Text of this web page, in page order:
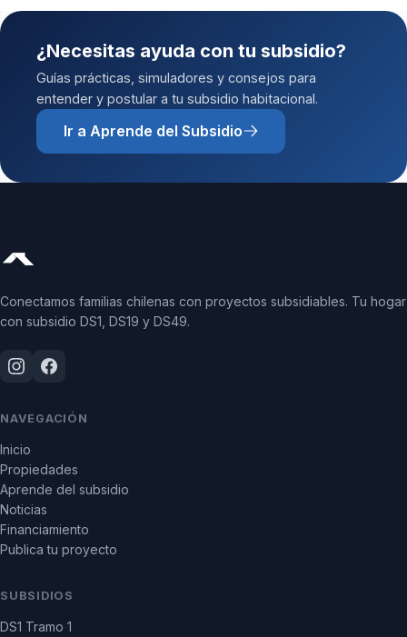
¿Necesitas ayuda con tu subsidio?
Guías prácticas, simuladores y consejos para
entender y postular a tu subsidio habitacional.
Ir a Aprende del Subsidio
Conectamos familias chilenas con proyectos subsidiables. Tu hogar
con subsidio DS1, DS19 y DS49.
NAVEGACIÓN
Inicio
Propiedades
Aprende del subsidio
Noticias
Financiamiento
Publica tu proyecto
SUBSIDIOS
DS1 Tramo 1